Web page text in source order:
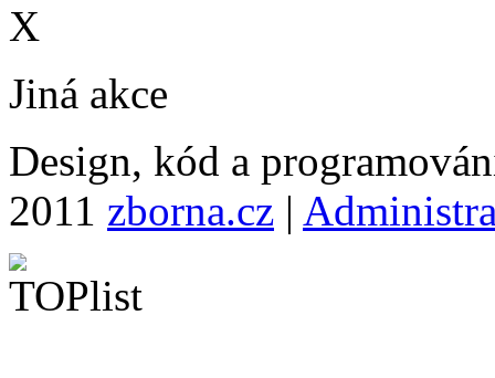
X
Jiná akce
Design, kód a
2011 zborna.cz |